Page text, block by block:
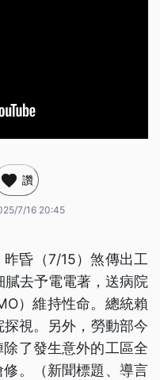
讚
7/16 20:45
昏（7/15）煞傳出工
去予電電著，送病院
）維持性命。總統賴
視。另外，勞動部今
了發生意外的工區全
。（新聞標題、導言